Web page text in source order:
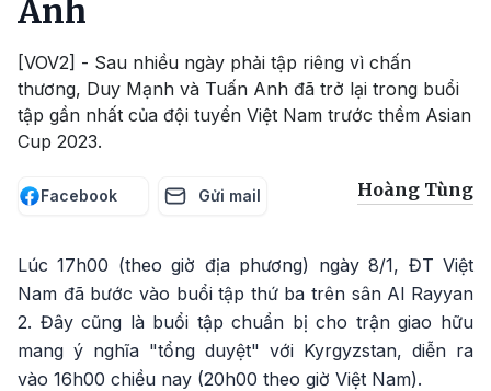
Anh
[VOV2] - Sau nhiều ngày phải tập riêng vì chấn
thương, Duy Mạnh và Tuấn Anh đã trở lại trong buổi
tập gần nhất của đội tuyển Việt Nam trước thềm Asian
Cup 2023.
Facebook Gửi mail Hoàng Tùng
Lúc 17h00 (theo giờ địa phương) ngày 8/1, ĐT Việt
Nam đã bước vào buổi tập thứ ba trên sân Al Rayyan
2. Đây cũng là buổi tập chuẩn bị cho trận giao hữu
mang ý nghĩa "tổng duyệt" với Kyrgyzstan, diễn ra
vào 16h00 chiều nay (20h00 theo giờ Việt Nam).